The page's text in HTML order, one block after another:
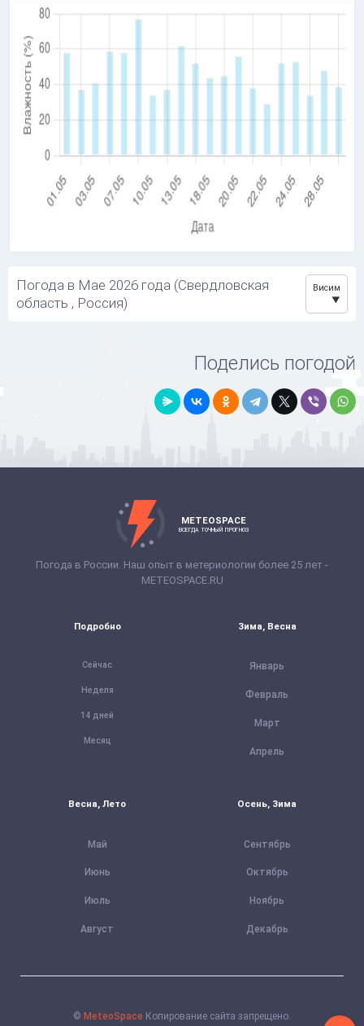
Погода в Мае 2026 года (Свердловская
область , Россия)
Висим
Поделись погодой
METEOSPACE
ВСЕГДА ТОЧНЫЙ ПРОГНОЗ
Погода в России. Наш опыт в метериологии более 25 лет -
METEOSPACE.RU
Подробно
Сейчас
Неделя
14 дней
Месяц
Зима, Весна
Январь
Февраль
Март
Апрель
Весна, Лето
Май
Июнь
Июль
Август
Осень, Зима
Сентябрь
Октябрь
Ноябрь
Декабрь
© MeteoSpace Копирование сайта запрещено.